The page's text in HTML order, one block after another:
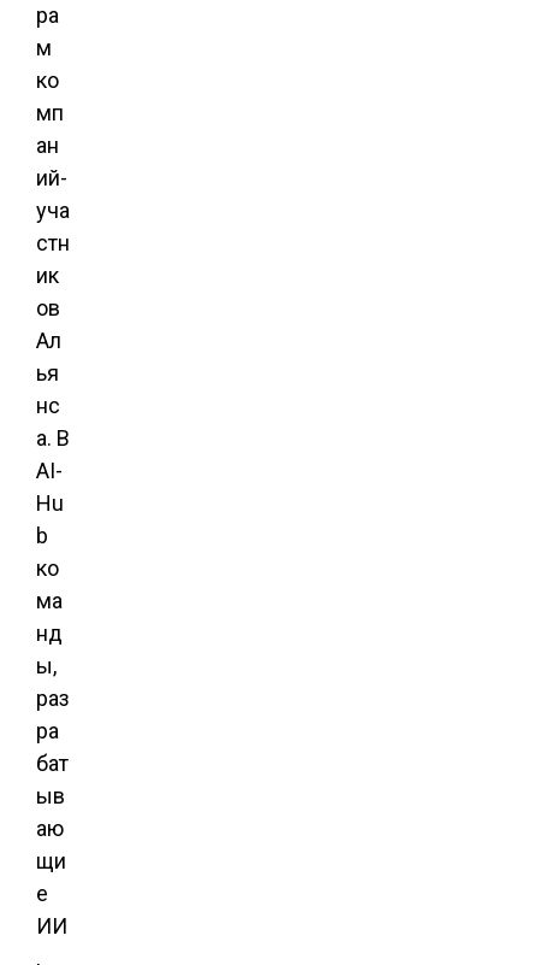
ра
м
ко
мп
ан
ий-
уча
стн
ик
ов
Ал
ья
нс
а. В
AI-
Hu
b
ко
ма
нд
ы,
раз
ра
бат
ыв
аю
щи
е
ИИ
,